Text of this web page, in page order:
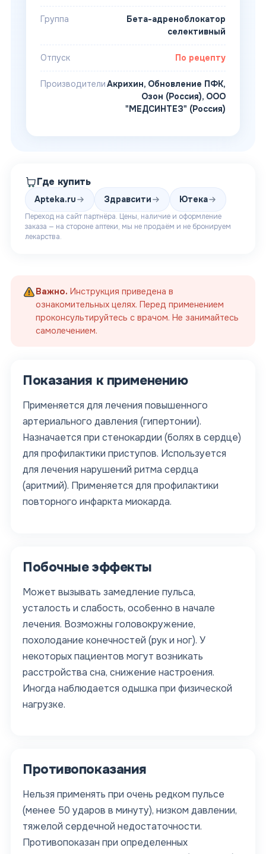
Группа
Бета-адреноблокатор
селективный
Отпуск По рецепту
ПроизводителиАкрихин, Обновление ПФК,
Озон (Россия), ООО
"МЕДСИНТЕЗ" (Россия)
Где купить
Apteka.ru Здравсити Ютека
Переход на сайт партнёра. Цены, наличие и оформление
заказа — на стороне аптеки, мы не продаём и не бронируем
лекарства.
Важно. Инструкция приведена в
ознакомительных целях. Перед применением
проконсультируйтесь с врачом. Не занимайтесь
самолечением.
Показания к применению
Применяется для лечения повышенного
артериального давления (гипертонии).
Назначается при стенокардии (болях в сердце)
для профилактики приступов. Используется
для лечения нарушений ритма сердца
(аритмий). Применяется для профилактики
повторного инфаркта миокарда.
Побочные эффекты
Может вызывать замедление пульса,
усталость и слабость, особенно в начале
лечения. Возможны головокружение,
похолодание конечностей (рук и ног). У
некоторых пациентов могут возникать
расстройства сна, снижение настроения.
Иногда наблюдается одышка при физической
нагрузке.
Противопоказания
Нельзя применять при очень редком пульсе
(менее 50 ударов в минуту), низком давлении,
тяжелой сердечной недостаточности.
Противопоказан при определенных